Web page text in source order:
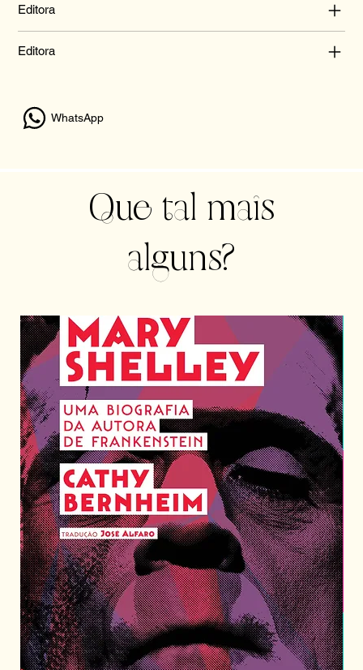
Editora
Editora
WhatsApp
Que tal mais
alguns?